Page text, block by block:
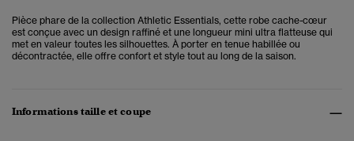
Pièce phare de la collection Athletic Essentials, cette robe cache-cœur
est conçue avec un design raffiné et une longueur mini ultra flatteuse qui
met en valeur toutes les silhouettes. À porter en tenue habillée ou
décontractée, elle offre confort et style tout au long de la saison.
Informations taille et coupe